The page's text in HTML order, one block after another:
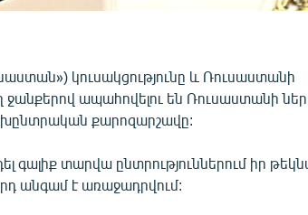
կուսակցությունը և Ռուսաստանի
ապահովելու են Ռուսաստանի
քարոզարշավը:
գալիք տարվա ընտրություններում իր
անգամ է առաջադրվում: